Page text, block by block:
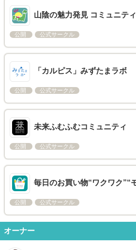
山陰の魅力発見 コミュニティ
公開 公式サークル
「カルピス」みずたまラボ
公開 公式サークル
未来ふむふむコミュニティ
公開 公式サークル
毎日のお買い物“ワクワク”“
公開 公式サークル
オーナー